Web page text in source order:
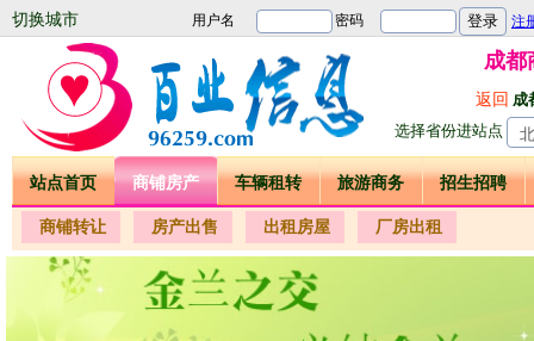
切换城市
成都
返回 成
选择省份进站点
站点首页 商铺房产 车辆租转 旅游商务 招生招聘
商铺转让 房产出售 出租房屋 厂房出租